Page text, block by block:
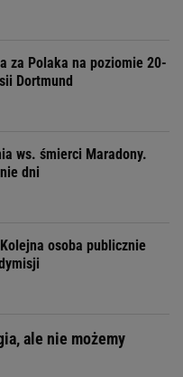
za Polaka na poziomie 20-
Dortmund
ws. śmierci Maradony.
dni
osoba publicznie
ale nie możemy